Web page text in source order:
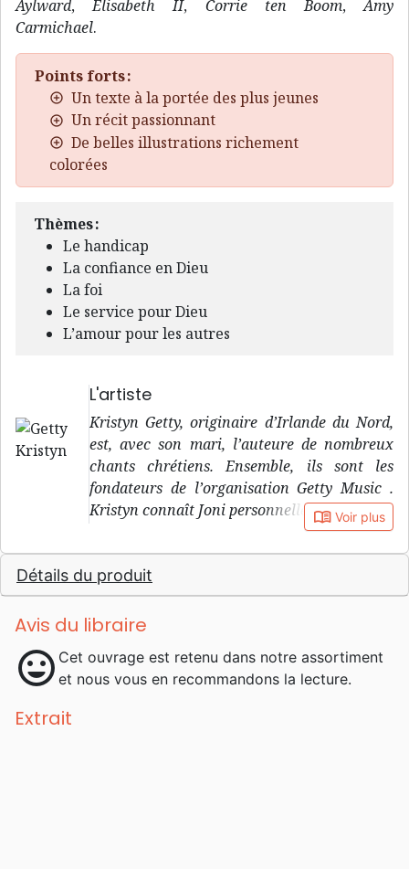
Aylward,Elisabeth II, Corrie ten Boom,Amy
Carmichael.
Points forts :
Un texte à la portée des plus jeunes
Un récit passionnant
De belles illustrations richement
colorées
Thèmes :
Le handicap
La confiance en Dieu
La foi
Le service pour Dieu
L’amour pour les autres
L'artiste
Kristyn Getty, originaire d’Irlande du Nord,
est, avec son mari, l’auteure de nombreux
chants chrétiens. Ensemble, ils sont les
fondateurs de l’organisation Getty Music .
Kristyn connaît Joni personnellement.
book_open Voir plus
Détails du produit
Avis du libraire
mood Cet ouvrage est retenu dans notre assortiment
et nous vous en recommandons la lecture.
Extrait